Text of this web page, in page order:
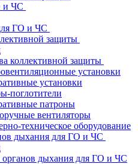
и ЧС
ГО и ЧС
защиты
коллективной защиты
установки
установки
поглотители
патроны
вентиляторы
техническое оборудование
дыхания для ГО и ЧС
органов дыхания для ГО и ЧС